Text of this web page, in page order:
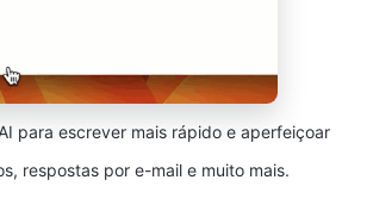
para escrever mais rápido e aperfeiçoar
respostas por e-mail e muito mais.